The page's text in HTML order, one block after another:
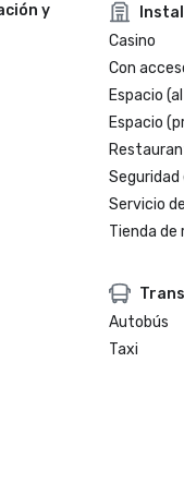
y
Casino
Con
Espacio
Espacio
Seguridad
Servicio
Tienda de
Autobús
Taxi